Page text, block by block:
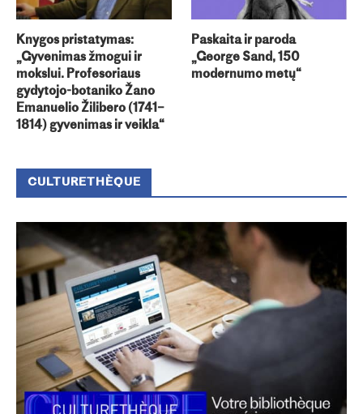
Knygos pristatymas:
„Gyvenimas žmogui ir
mokslui. Profesoriaus
gydytojo-botaniko Žano
Emanuelio Žilibero (1741–
1814) gyvenimas ir veikla“
Paskaita ir paroda
„George Sand, 150
modernumo metų“
CULTURETHÈQUE